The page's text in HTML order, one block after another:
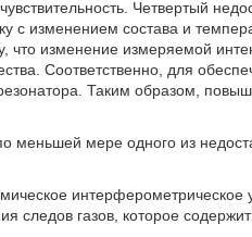
Четвертый
с изменением состава и
что изменение измеряемой
Соответственно, для
Таким образом,
мере одного из
интерферометрическое
следов газов, которое